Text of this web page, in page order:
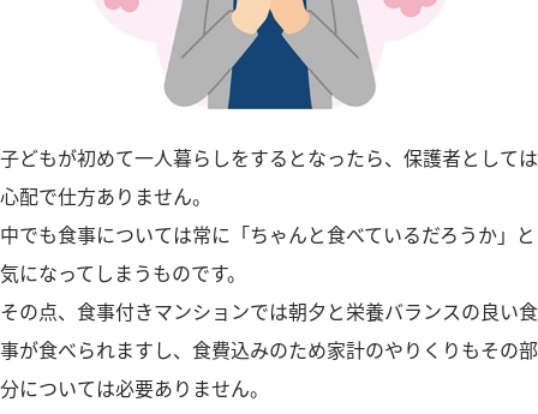
子どもが初めて一人暮らしをするとなったら、保護者としては
心配で仕方ありません。
中でも食事については常に「ちゃんと食べているだろうか」と
気になってしまうものです。
その点、食事付きマンションでは朝夕と栄養バランスの良い食
事が食べられますし、食費込みのため家計のやりくりもその部
分については必要ありません。